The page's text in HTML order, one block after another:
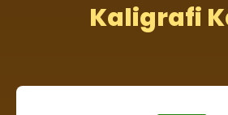
Kaligrafi